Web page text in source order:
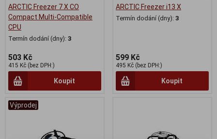
ARCTIC Freezer 7 X CO
Compact Multi-Compatible
CPU
Termín dodání (dny): 3
503 Kč
415 Kč (bez DPH:)
Koupit
ARCTIC Freezer i13 X
Termín dodání (dny): 3
599 Kč
495 Kč (bez DPH:)
Koupit
Výprodej